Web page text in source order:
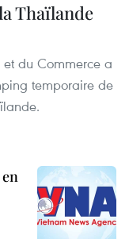
Thaïlande
du Commerce a
temporaire de